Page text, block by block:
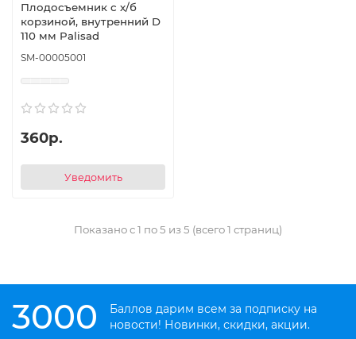
Плодосъемник с х/б
корзиной, внутренний D
110 мм Palisad
SM-00005001
360р.
Уведомить
Показано с 1 по 5 из 5 (всего 1 страниц)
3000
Баллов дарим всем за подписку на
новости! Новинки, скидки, акции.